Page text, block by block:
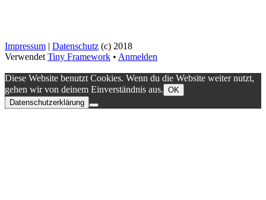
Impressum | Datenschutz (c) 2018
Verwendet Tiny Framework • Anmelden
Diese Website benutzt Cookies. Wenn du die Website weiter nutzt,
gehen wir von deinem Einverständnis aus. OK
Datenschutzerklärung